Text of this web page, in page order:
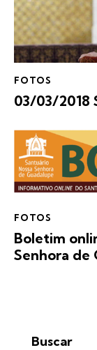
FOTOS
03/03/2018
FOTOS
Boletim
Senhora de
Buscar